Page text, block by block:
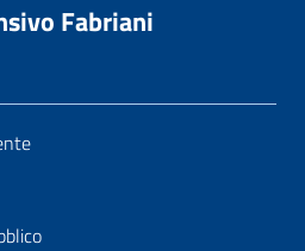
Fabriani